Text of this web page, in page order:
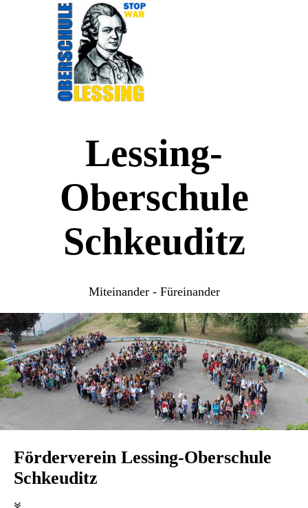
Lessing-
Oberschule
Schkeuditz
Miteinander - Füreinander
Förderverein Lessing-Oberschule
Schkeuditz